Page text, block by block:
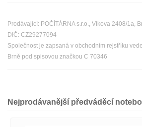
Prodávající: POČÍTÁRNA s.r.o., Vlkova 2408/1a,
DIČ: CZ29277094
Společnost je zapsaná v obchodním rejstříku
Brně pod spisovou značkou C 70346
Nejprodávanější předváděcí